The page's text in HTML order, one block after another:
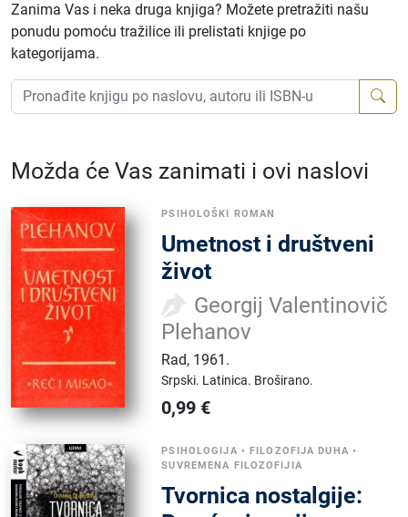
Zanima Vas i neka druga knjiga? Možete pretražiti našu
ponudu pomoću tražilice ili prelistati knjige po
kategorijama.
Možda će Vas zanimati i ovi naslovi
PSIHOLOŠKI ROMAN
Umetnost i društveni
život
Georgij Valentinovič
Plehanov
Rad, 1961.
Srpski. Latinica. Broširano.
0,99 €
PSIHOLOGIJA •FILOZOFIJA DUHA •
SUVREMENA FILOZOFIJIA
Tvornica nostalgije: